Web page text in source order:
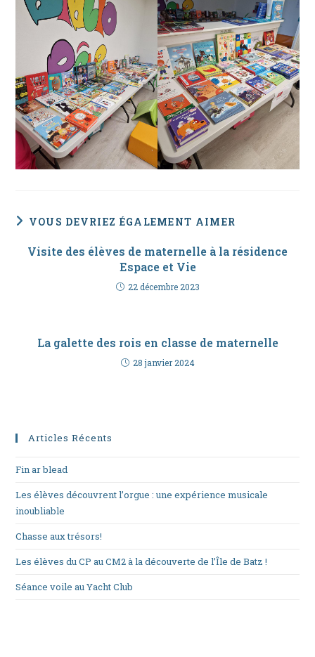
VOUS DEVRIEZ ÉGALEMENT AIMER
Visite des élèves de maternelle à la résidence
Espace et Vie
22 décembre 2023
La galette des rois en classe de maternelle
28 janvier 2024
Articles Récents
Fin ar blead
Les élèves découvrent l’orgue : une expérience musicale
inoubliable
Chasse aux trésors!
Les élèves du CP au CM2 à la découverte de l’Île de Batz !
Séance voile au Yacht Club